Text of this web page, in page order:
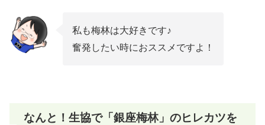
私も梅林は大好きです♪
奮発したい時におススメですよ！
なんと！生協で「銀座梅林」のヒレカツを